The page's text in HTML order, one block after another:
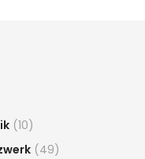
(10)
(49)